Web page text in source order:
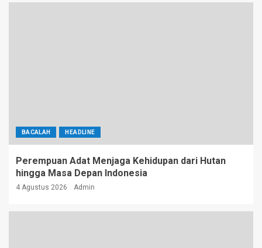
BACALAH HEADLINE
Perempuan Adat Menjaga Kehidupan dari Hutan
hingga Masa Depan Indonesia
4 Agustus 2026 Admin